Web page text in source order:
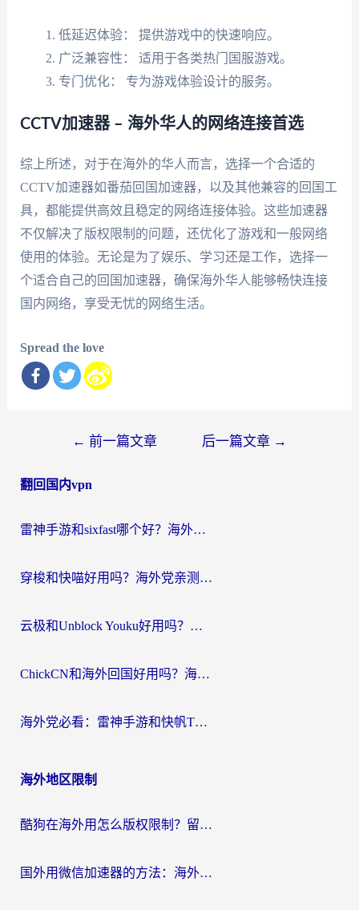
低延迟体验： 提供游戏中的快速响应。
广泛兼容性： 适用于各类热门国服游戏。
专门优化： 专为游戏体验设计的服务。
CCTV加速器 – 海外华人的网络连接首选
综上所述，对于在海外的华人而言，选择一个合适的
CCTV加速器如番茄回国加速器，以及其他兼容的回国工
具，都能提供高效且稳定的网络连接体验。这些加速器
不仅解决了版权限制的问题，还优化了游戏和一般网络
使用的体验。无论是为了娱乐、学习还是工作，选择一
个适合自己的回国加速器，确保海外华人能够畅快连接
国内网络，享受无忧的网络生活。
Spread the love
导
← 前一篇文章 后一篇文章 →
翻回国内vpn
雷神手游和sixfast哪个好？海外党亲测3款回国加速器，教你选对不踩坑
穿梭和快喵好用吗？海外党亲测：小众加速器对比+番茄加速器深度体验
云极和Unblock Youku好用吗？海外党亲测+2026回国加速器避坑指南
ChickCN和海外回国好用吗？海外党2026亲测：从手游到影音，选对加速器的3个关键
海外党必看：雷神手游和快帆TV版好用吗？3步选对回国加速器不踩坑
海外地区限制
酷狗在海外用怎么版权限制？留学生亲测：3步解决听国内音乐难题
国外用微信加速器的方法：海外党无缝连接国内生活的实用指南